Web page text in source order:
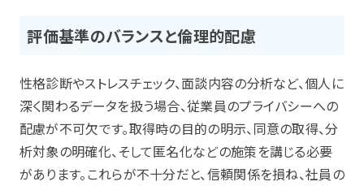
評価基準のバランスと倫理的配慮
性格診断やストレスチェック、面談内容の分析など、個人に
深く関わるデータを扱う場合、従業員のプライバシーへの
配慮が不可欠です。取得時の目的の明示、同意の取得、分
析対象の明確化、そして匿名化などの施策を講じる必要
があります。これらが不十分だと、信頼関係を損ね、社員の